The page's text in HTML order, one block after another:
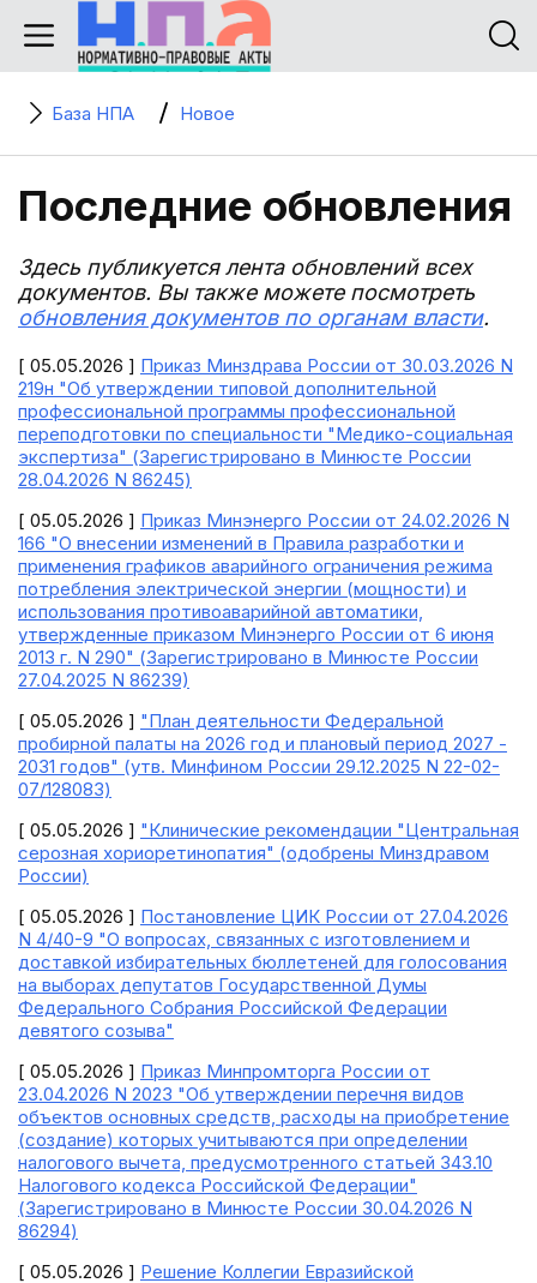
База НПА Новое
Последние обновления
Здесь публикуется лента обновлений всех
документов. Вы также можете посмотреть
обновления документов по органам власти.
[ 05.05.2026 ] Приказ Минздрава России от 30.03.2026 N
219н "Об утверждении типовой дополнительной
профессиональной программы профессиональной
переподготовки по специальности "Медико-социальная
экспертиза" (Зарегистрировано в Минюсте России
28.04.2026 N 86245)
[ 05.05.2026 ] Приказ Минэнерго России от 24.02.2026 N
166 "О внесении изменений в Правила разработки и
применения графиков аварийного ограничения режима
потребления электрической энергии (мощности) и
использования противоаварийной автоматики,
утвержденные приказом Минэнерго России от 6 июня
2013 г. N 290" (Зарегистрировано в Минюсте России
27.04.2025 N 86239)
[ 05.05.2026 ] "План деятельности Федеральной
пробирной палаты на 2026 год и плановый период 2027 -
2031 годов" (утв. Минфином России 29.12.2025 N 22-02-
07/128083)
[ 05.05.2026 ] "Клинические рекомендации "Центральная
серозная хориоретинопатия" (одобрены Минздравом
России)
[ 05.05.2026 ] Постановление ЦИК России от 27.04.2026
N 4/40-9 "О вопросах, связанных с изготовлением и
доставкой избирательных бюллетеней для голосования
на выборах депутатов Государственной Думы
Федерального Собрания Российской Федерации
девятого созыва"
[ 05.05.2026 ] Приказ Минпромторга России от
23.04.2026 N 2023 "Об утверждении перечня видов
объектов основных средств, расходы на приобретение
(создание) которых учитываются при определении
налогового вычета, предусмотренного статьей 343.10
Налогового кодекса Российской Федерации"
(Зарегистрировано в Минюсте России 30.04.2026 N
86294)
[ 05.05.2026 ] Решение Коллегии Евразийской